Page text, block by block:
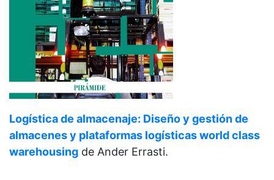
Logística de almacenaje: Diseño y gestión de
almacenes y plataformas logísticas world class
warehousing de Ander Errasti.